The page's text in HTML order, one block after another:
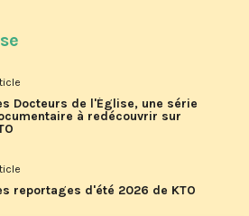
Docteurs de l'Église, une série
à redécouvrir sur
reportages d'été 2026 de KTO